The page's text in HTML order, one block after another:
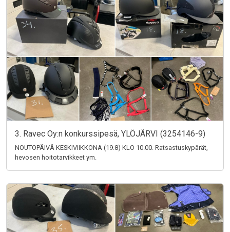
3. Ravec Oy:n konkurssipesä, YLÖJÄRVI (3254146-9)
NOUTOPÄIVÄ KESKIVIIKKONA (19.8) KLO 10.00. Ratsastuskypärät,
hevosen hoitotarvikkeet ym.